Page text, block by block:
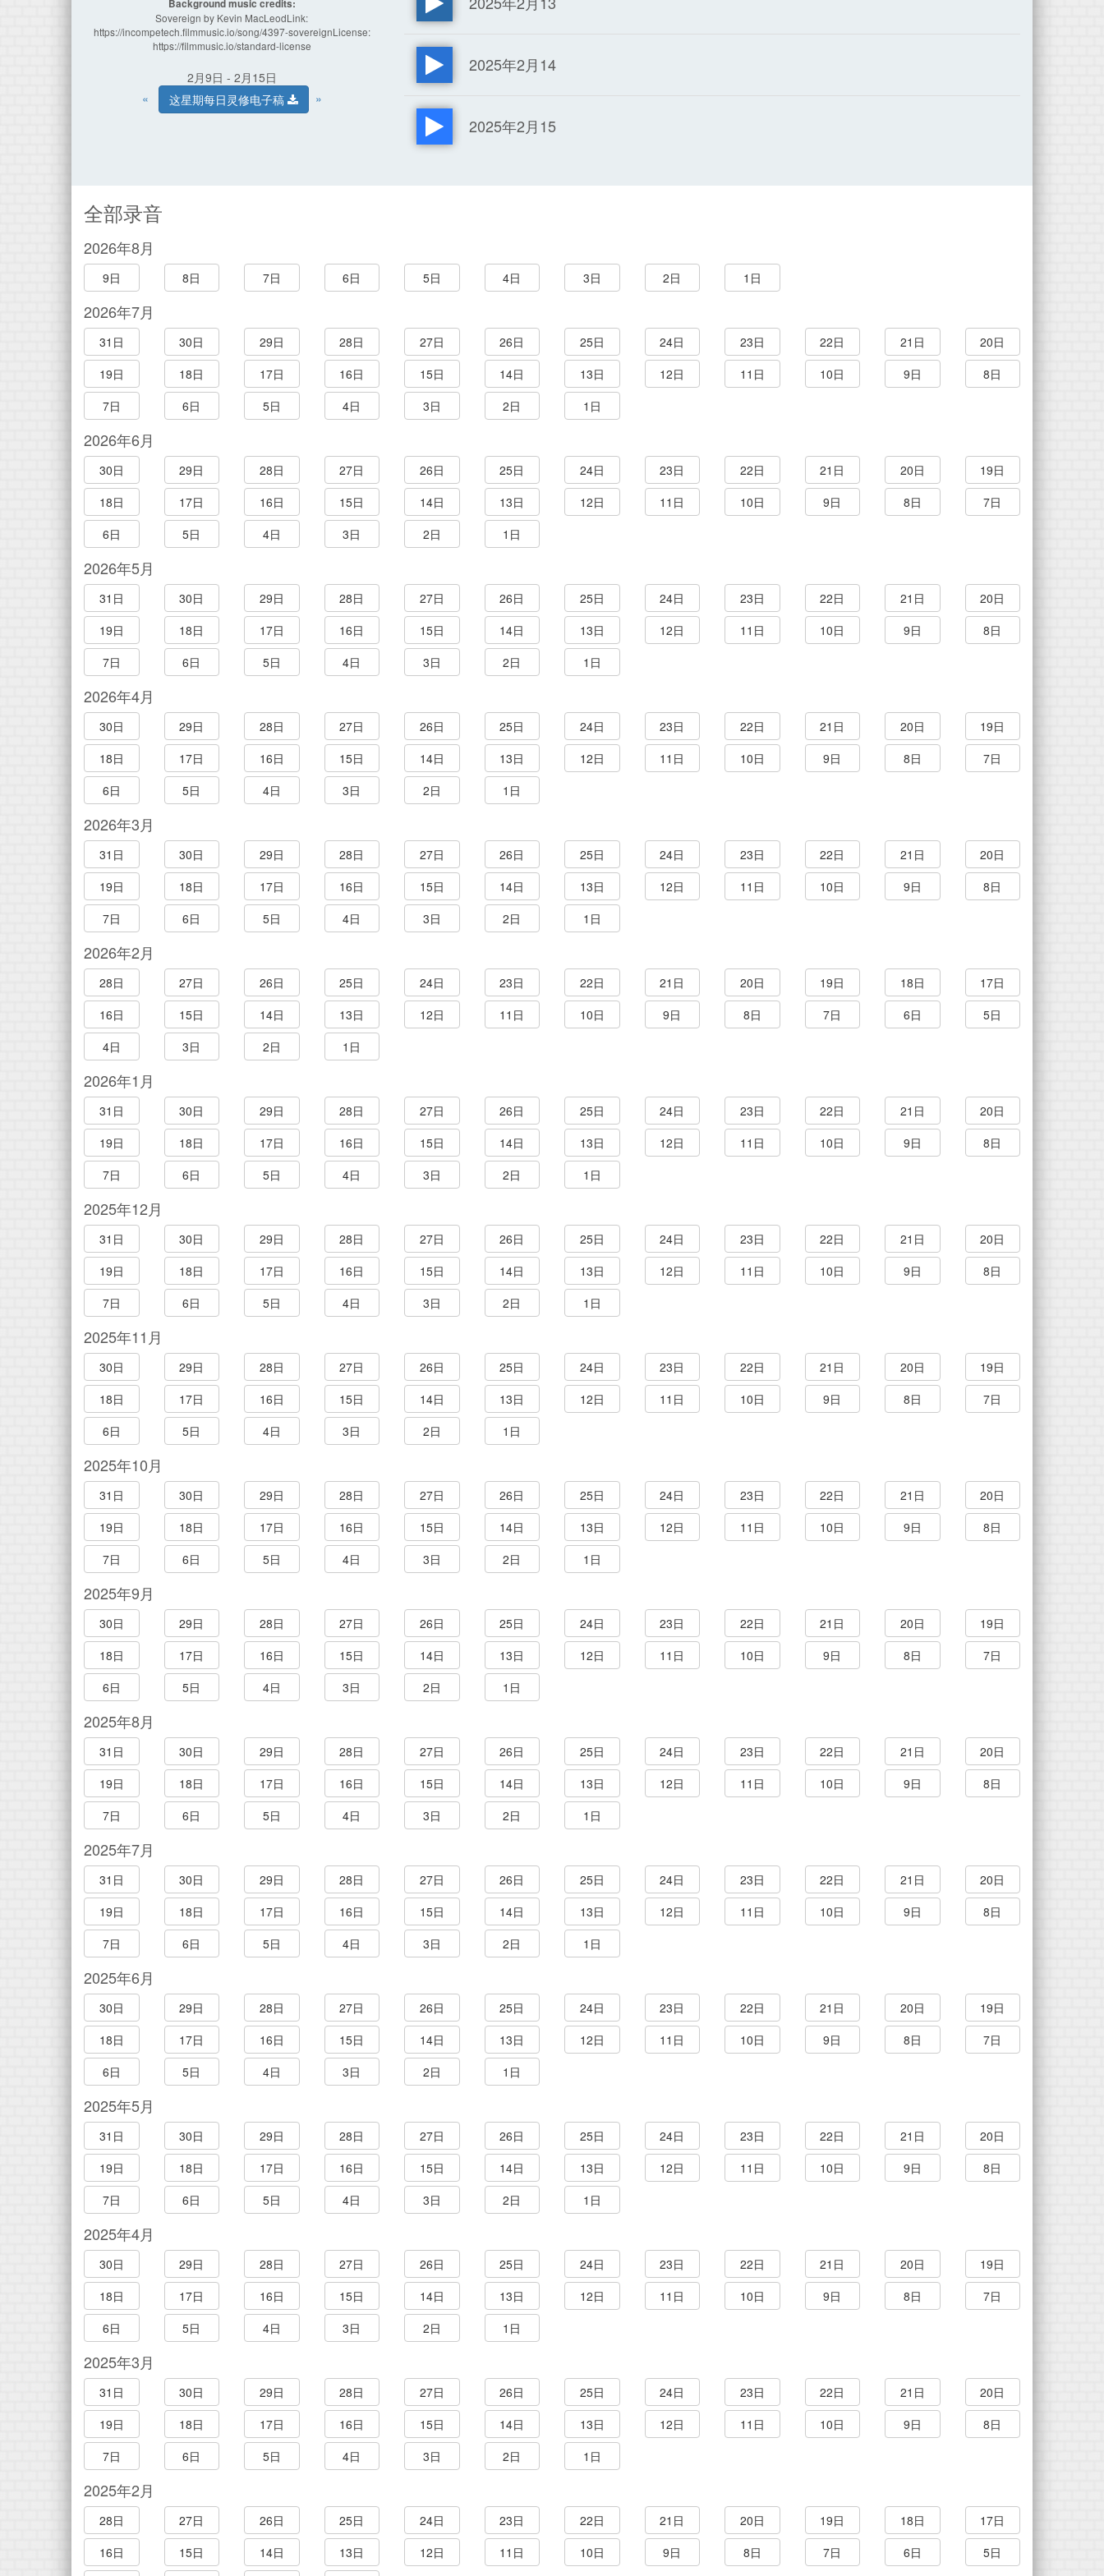
Background music credits:
Sovereign by Kevin MacLeodLink:
https://incompetech.filmmusic.io/song/4397-sovereignLicense:
https://filmmusic.io/standard-license
2月9日 - 2月15日
«
这星期每日灵修电子稿 »
2025年2月14
2025年2月15
全部录音
2026年8月
9日 8日 7日 6日 5日 4日 3日 2日 1日
2026年7月
31日 30日 29日 28日 27日 26日 25日 24日 23日 22日 21日
20日
19日
18日 17日 16日 15日 14日 13日 12日 11日 10日 9日
8日
7日
6日 5日 4日 3日 2日 1日
2026年6月
30日 29日 28日 27日 26日 25日 24日 23日 22日 21日 20日
19日
18日
17日 16日 15日 14日 13日 12日 11日 10日 9日 8日
7日
6日
5日 4日 3日 2日 1日
2026年5月
31日 30日 29日 28日 27日 26日 25日 24日 23日 22日 21日
20日
19日
18日 17日 16日 15日 14日 13日 12日 11日 10日 9日
8日
7日
6日 5日 4日 3日 2日 1日
2026年4月
30日 29日 28日 27日 26日 25日 24日 23日 22日 21日 20日
19日
18日
17日 16日 15日 14日 13日 12日 11日 10日 9日 8日
7日
6日
5日 4日 3日 2日 1日
2026年3月
31日 30日 29日 28日 27日 26日 25日 24日 23日 22日 21日
20日
19日
18日 17日 16日 15日 14日 13日 12日 11日 10日 9日
8日
7日
6日 5日 4日 3日 2日 1日
2026年2月
28日 27日 26日 25日 24日 23日 22日 21日 20日 19日 18日
17日
16日
15日 14日 13日 12日 11日 10日 9日 8日 7日 6日
5日
4日
3日 2日 1日
2026年1月
31日 30日 29日 28日 27日 26日 25日 24日 23日 22日 21日
20日
19日
18日 17日 16日 15日 14日 13日 12日 11日 10日 9日
8日
7日
6日 5日 4日 3日 2日 1日
2025年12月
31日 30日 29日 28日 27日 26日 25日 24日 23日 22日 21日
20日
19日
18日 17日 16日 15日 14日 13日 12日 11日 10日 9日
8日
7日
6日 5日 4日 3日 2日 1日
2025年11月
30日 29日 28日 27日 26日 25日 24日 23日 22日 21日 20日
19日
18日
17日 16日 15日 14日 13日 12日 11日 10日 9日 8日
7日
6日
5日 4日 3日 2日 1日
2025年10月
31日 30日 29日 28日 27日 26日 25日 24日 23日 22日 21日
20日
19日
18日 17日 16日 15日 14日 13日 12日 11日 10日 9日
8日
7日
6日 5日 4日 3日 2日 1日
2025年9月
30日 29日 28日 27日 26日 25日 24日 23日 22日 21日 20日
19日
18日
17日 16日 15日 14日 13日 12日 11日 10日 9日 8日
7日
6日
5日 4日 3日 2日 1日
2025年8月
31日 30日 29日 28日 27日 26日 25日 24日 23日 22日 21日
20日
19日
18日 17日 16日 15日 14日 13日 12日 11日 10日 9日
8日
7日
6日 5日 4日 3日 2日 1日
2025年7月
31日 30日 29日 28日 27日 26日 25日 24日 23日 22日 21日
20日
19日
18日 17日 16日 15日 14日 13日 12日 11日 10日 9日
8日
7日
6日 5日 4日 3日 2日 1日
2025年6月
30日 29日 28日 27日 26日 25日 24日 23日 22日 21日 20日
19日
18日
17日 16日 15日 14日 13日 12日 11日 10日 9日 8日
7日
6日
5日 4日 3日 2日 1日
2025年5月
31日 30日 29日 28日 27日 26日 25日 24日 23日 22日 21日
20日
19日
18日 17日 16日 15日 14日 13日 12日 11日 10日 9日
8日
7日
6日 5日 4日 3日 2日 1日
2025年4月
30日 29日 28日 27日 26日 25日 24日 23日 22日 21日 20日
19日
18日
17日 16日 15日 14日 13日 12日 11日 10日 9日 8日
7日
6日
5日 4日 3日 2日 1日
2025年3月
31日 30日 29日 28日 27日 26日 25日 24日 23日 22日 21日
20日
19日
18日 17日 16日 15日 14日 13日 12日 11日 10日 9日
8日
7日
6日 5日 4日 3日 2日 1日
2025年2月
28日 27日 26日 25日 24日 23日 22日 21日 20日 19日 18日
17日
16日
15日 14日 13日 12日 11日 10日 9日 8日 7日 6日 5日